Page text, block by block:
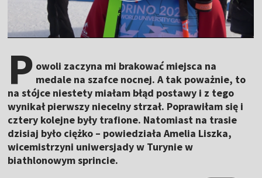
P owoli zaczyna mi brakować miejsca na
medale na szafce nocnej. A tak poważnie, to
na stójce niestety miałam błąd postawy i z tego
wynikał pierwszy niecelny strzał. Poprawiłam się i
cztery kolejne były trafione. Natomiast na trasie
dzisiaj było ciężko – powiedziała Amelia Liszka,
wicemistrzyni uniwersjady w Turynie w
biathlonowym sprincie.